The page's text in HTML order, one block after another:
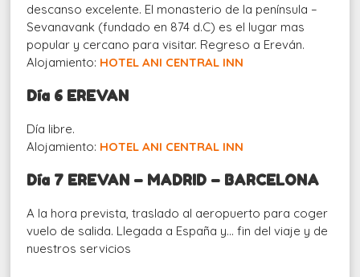
descanso excelente. El monasterio de la península –
Sevanavank (fundado en 874 d.C) es el lugar mas
popular y cercano para visitar. Regreso a Ereván.
Alojamiento: HOTEL ANI CENTRAL INN
Día 6 EREVAN
Día libre.
Alojamiento: HOTEL ANI CENTRAL INN
Día 7 EREVAN – MADRID – BARCELONA
A la hora prevista, traslado al aeropuerto para coger
vuelo de salida. Llegada a España y… fin del viaje y de
nuestros servicios